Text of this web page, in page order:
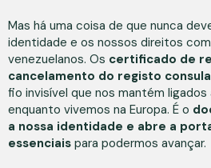
Mas há uma coisa de que nunca
identidade e os nossos direitos
venezuelanos. Os certificado de
cancelamento do registo
fio invisível que nos mantém
enquanto vivemos na Europa. É o
a nossa identidade e abre a
essenciais para podermos avançar.